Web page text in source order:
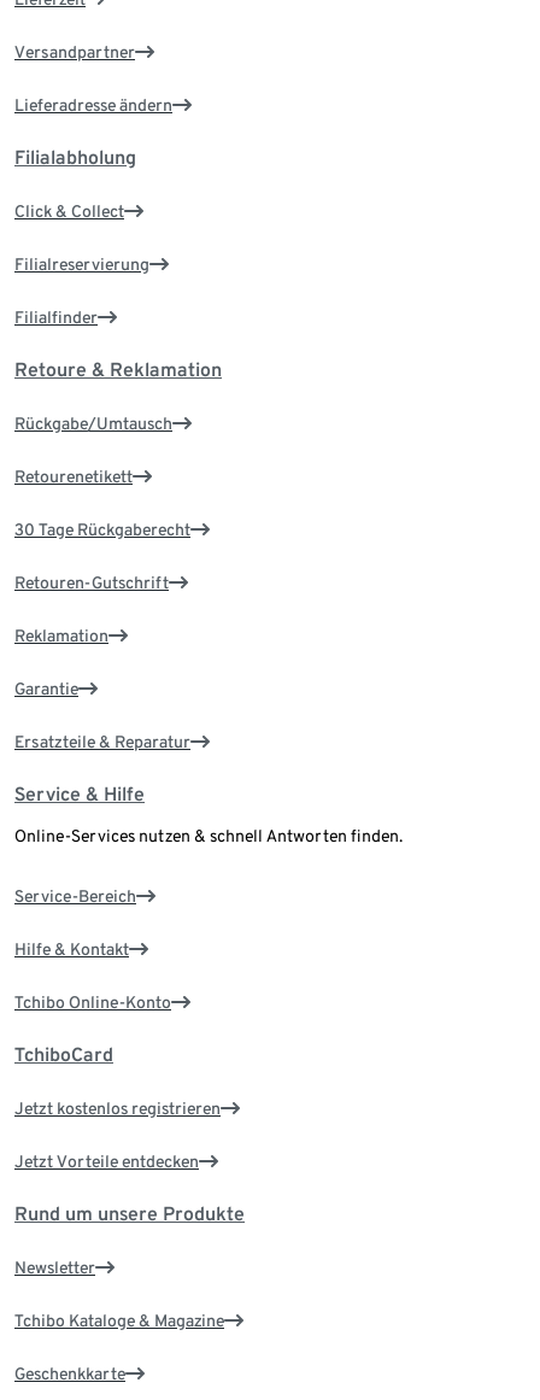
Versandpartner
Lieferadresse ändern
Filialabholung
Click & Collect
Filialreservierung
Filialfinder
Retoure & Reklamation
Rückgabe/Umtausch
Retourenetikett
30 Tage Rückgaberecht
Retouren-Gutschrift
Reklamation
Garantie
Ersatzteile & Reparatur
Service & Hilfe
Online-Services nutzen & schnell Antworten finden.
Service-Bereich
Hilfe & Kontakt
Tchibo Online-Konto
TchiboCard
Jetzt kostenlos registrieren
Jetzt Vorteile entdecken
Rund um unsere Produkte
Newsletter
Tchibo Kataloge & Magazine
Geschenkkarte